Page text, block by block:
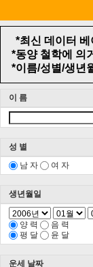
*최신 데이터
*동양 철학에 의거하
*이름/성별/생년월시/양음력과 알
이 름
성 별
남 자
여 자
생년월일
양 력
음 력
평 달
윤 달
운세 날짜